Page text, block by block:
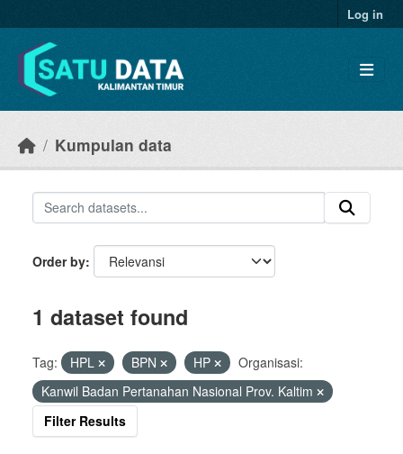
Log in
Kumpulan data
Order by
1 dataset found
Tag: HPL BPN HP
Organisasi:
Kanwil Badan Pertanahan Nasional Prov. Kaltim
Filter Results